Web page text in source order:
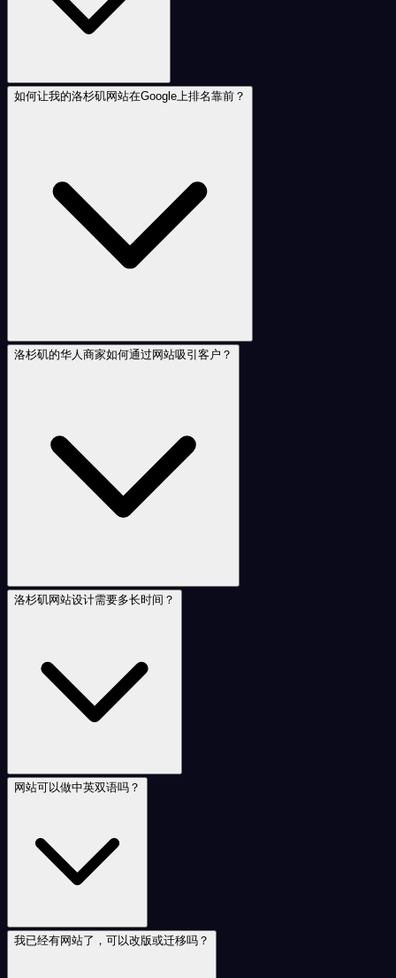
如何让我的洛杉矶网站在Google上排名靠前？
洛杉矶的华人商家如何通过网站吸引客户？
洛杉矶网站设计需要多长时间？
网站可以做中英双语吗？
我已经有网站了，可以改版或迁移吗？